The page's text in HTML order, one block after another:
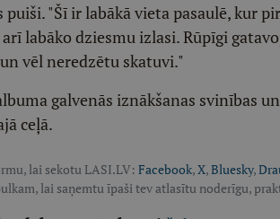
puiši. "Šī ir labākā vieta pasaulē, kur
labāko dziesmu izlasi. Rūpīgi
vēl neredzētu skatuvi."
galvenās iznākšanas svinības
ceļā.
lai sekotu LASI.LV: Facebook,X,Bluesky,
lai saņemtu īpaši tev atlasītu noderīgu,